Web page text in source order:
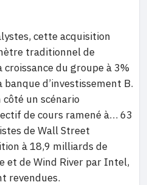
cette acquisition
traditionnel de
du groupe à 3%
d’investissement B.
côté un scénario
de cours ramené à… 63
de Wall Street
à 18,9 milliards de
et de Wind River par Intel,
revendues.